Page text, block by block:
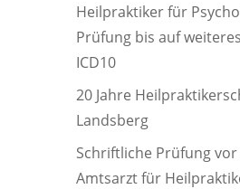
Heilpraktiker für
Prüfung bis auf
ICD10
20 Jahre
Landsberg
Schriftliche Prüfung
Amtsarzt für